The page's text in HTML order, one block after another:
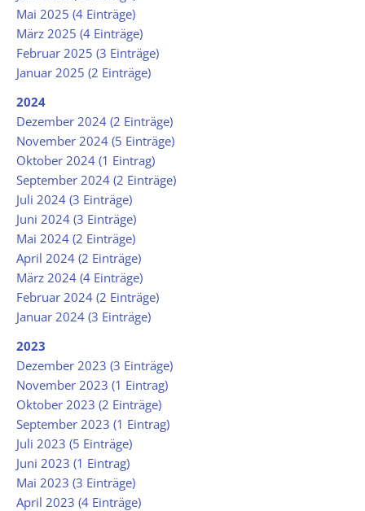
Mai 2025 (4 Einträge)
März 2025 (4 Einträge)
Februar 2025 (3 Einträge)
Januar 2025 (2 Einträge)
2024
Dezember 2024 (2 Einträge)
November 2024 (5 Einträge)
Oktober 2024 (1 Eintrag)
September 2024 (2 Einträge)
Juli 2024 (3 Einträge)
Juni 2024 (3 Einträge)
Mai 2024 (2 Einträge)
April 2024 (2 Einträge)
März 2024 (4 Einträge)
Februar 2024 (2 Einträge)
Januar 2024 (3 Einträge)
2023
Dezember 2023 (3 Einträge)
November 2023 (1 Eintrag)
Oktober 2023 (2 Einträge)
September 2023 (1 Eintrag)
Juli 2023 (5 Einträge)
Juni 2023 (1 Eintrag)
Mai 2023 (3 Einträge)
April 2023 (4 Einträge)